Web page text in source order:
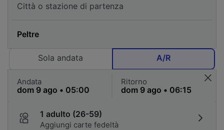
Sola andata A/R
Andata Ritorno
1 adulto (26-59)
Aggiungi carte fedeltà